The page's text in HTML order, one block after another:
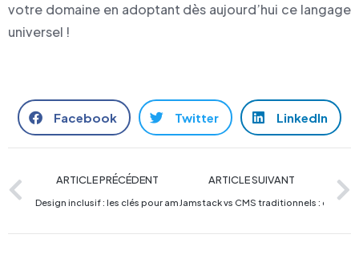
votre domaine en adoptant dès aujourd’hui ce langage
universel !
Facebook Twitter LinkedIn
ARTICLE PRÉCÉDENT
Design inclusif : les clés pour améliorer l’expérience utilisateur de tous
ARTICLE SUIVANT
Jamstack vs CMS traditionnels : quelle